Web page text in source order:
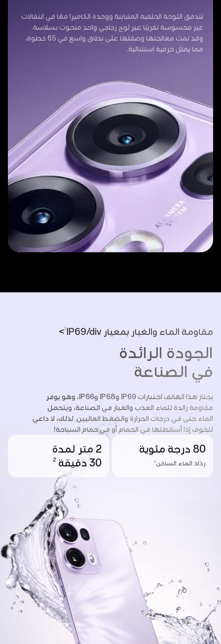
تتدفق اللوحة الخلفية المتباينة ووحدة الكاميرا معًا في انتقالات
غير محسوسة تقريبًا عبر لوح زجاجي واحد منحوت بسلاسة.
وقد تمت معالجتها وصقلها على نطاق واسع في 65 خطوة،
مما يمثل حرفية استثنائية.
مقاومة الماء والغبار بمعيار 2 IP69/div>
الجودة الرائدة
في الصناعة
يجتاز هذا الهاتف اختبارات IP69 وIP68 وIP66، وهو يوفر
مقاومة رائدة للماء العذب والغبار في الصناعة، ويتحمل
الماء حتى في درجات الحرارة والضغط العاليين. لذلك، لا داعي
للخوف إذا أسقطتها في الحمام أو في حمام السباحة!
80 درجة مئوية
رذاذ الماء الساخن2
2 متر لمدة
30 دقيقة
2